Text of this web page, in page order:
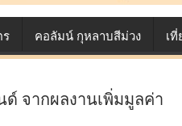
ร คอลัมน์ กุหลาบสีม่วง เ
ด์ จากผลงานเพิ่มมูลค่า